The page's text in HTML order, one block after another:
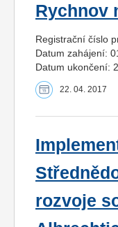
Rychnov
Registrační číslo
Datum zahájení:
Datum ukončení:
22. 04. 2017
rozvoje